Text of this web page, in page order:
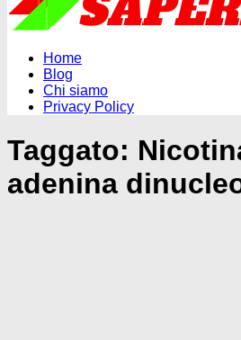
Home
Blog
Chi siamo
Privacy Policy
Taggato:
adenina